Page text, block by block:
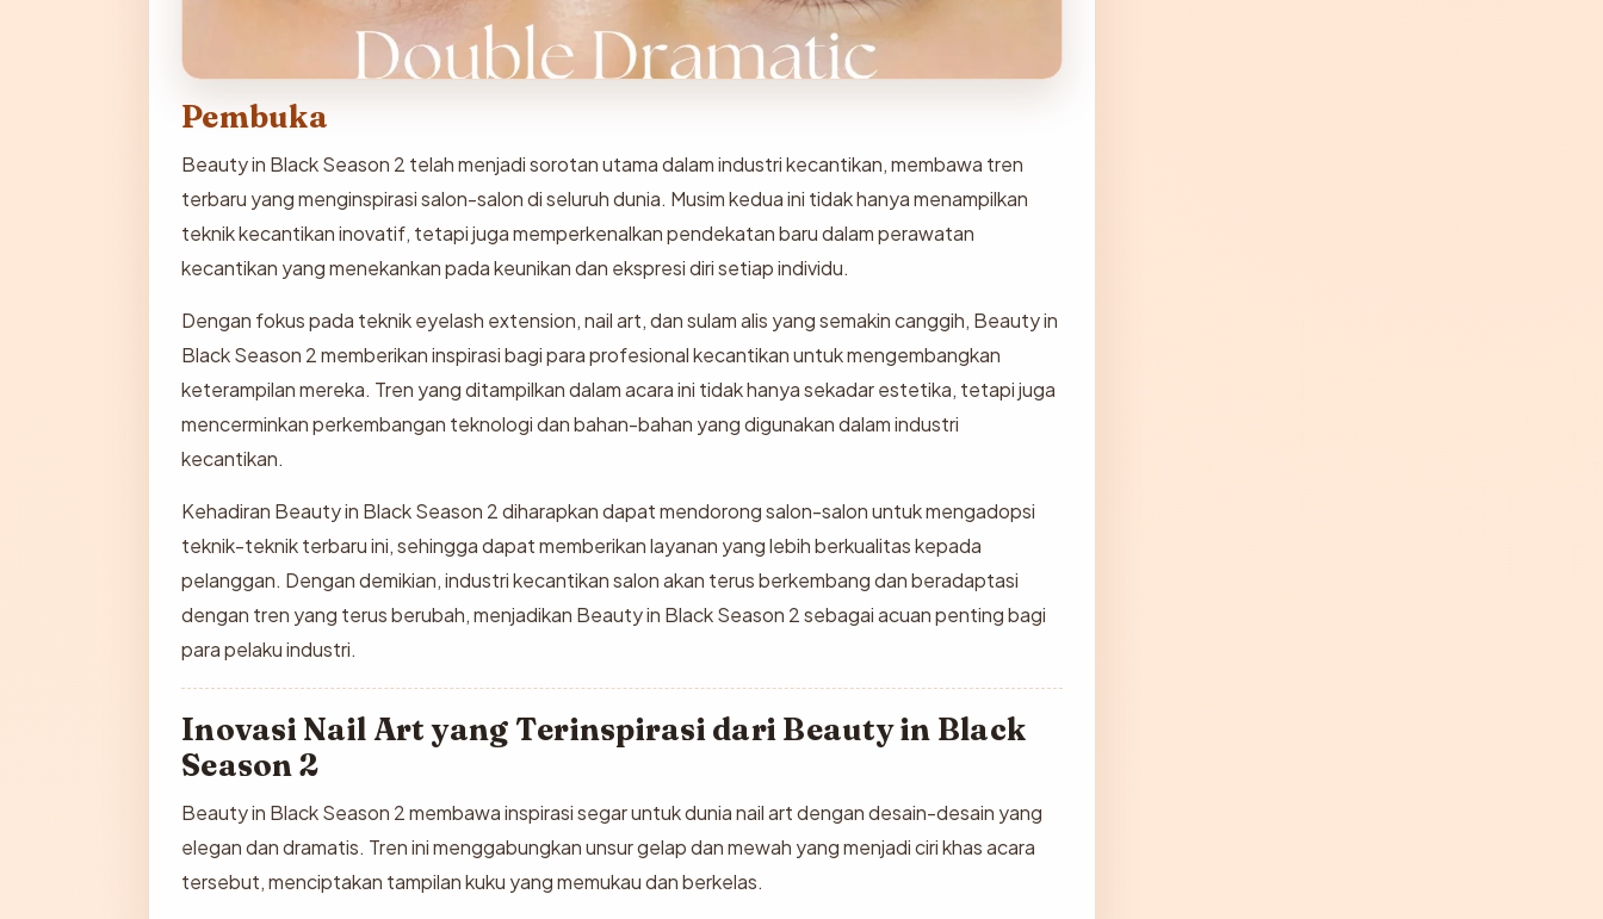
Pembuka
Beauty in Black Season 2 telah menjadi sorotan utama dalam industri kecantikan, membawa tren
terbaru yang menginspirasi salon-salon di seluruh dunia. Musim kedua ini tidak hanya menampilkan
teknik kecantikan inovatif, tetapi juga memperkenalkan pendekatan baru dalam perawatan
kecantikan yang menekankan pada keunikan dan ekspresi diri setiap individu.
Dengan fokus pada teknik eyelash extension, nail art, dan sulam alis yang semakin canggih, Beauty in
Black Season 2 memberikan inspirasi bagi para profesional kecantikan untuk mengembangkan
keterampilan mereka. Tren yang ditampilkan dalam acara ini tidak hanya sekadar estetika, tetapi juga
mencerminkan perkembangan teknologi dan bahan-bahan yang digunakan dalam industri
kecantikan.
Kehadiran Beauty in Black Season 2 diharapkan dapat mendorong salon-salon untuk mengadopsi
teknik-teknik terbaru ini, sehingga dapat memberikan layanan yang lebih berkualitas kepada
pelanggan. Dengan demikian, industri kecantikan salon akan terus berkembang dan beradaptasi
dengan tren yang terus berubah, menjadikan Beauty in Black Season 2 sebagai acuan penting bagi
para pelaku industri.
Inovasi Nail Art yang Terinspirasi dari Beauty in Black
Season 2
Beauty in Black Season 2 membawa inspirasi segar untuk dunia nail art dengan desain-desain yang
elegan dan dramatis. Tren ini menggabungkan unsur gelap dan mewah yang menjadi ciri khas acara
tersebut, menciptakan tampilan kuku yang memukau dan berkelas.